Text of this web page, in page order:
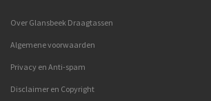
Over Glansbeek Draagtassen
Algemene voorwaarden
Privacy en Anti-spam
Disclaimer en Copyright